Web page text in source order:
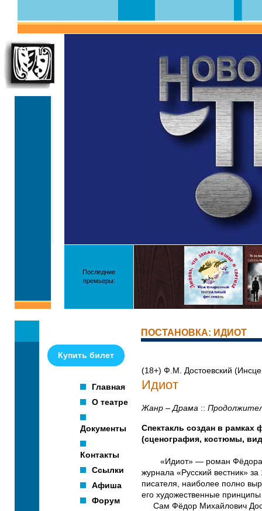
Последние
премьеры:
ПОСТАНОВКА: ИДИОТ
Купить билет
Главная
О театре
Документы
Контакты
Ссылки
Афиша
Форум
(18+) Ф.М. Достоевский
Идиот
Жанр – Драма ::
Спектакль создан в рамках
(сценография, костюмы,
«Идиот» — роман Фёдора
журнала «Русский вестник»
писателя, наиболее полно
его художественные
Сам Фёдор Михайлович